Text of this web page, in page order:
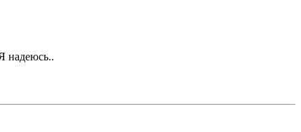
надеюсь..